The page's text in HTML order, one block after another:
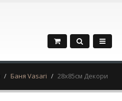
Баня Vasari 28х85см Декори